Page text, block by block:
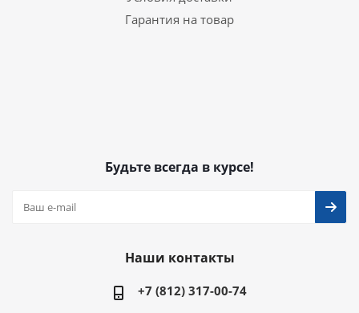
Гарантия на товар
Будьте всегда в курсе!
Наши контакты
+7 (812) 317-00-74